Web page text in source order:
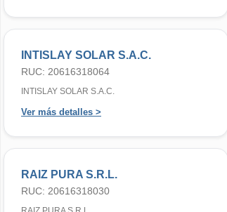
INTISLAY SOLAR S.A.C.
RUC: 20616318064
INTISLAY SOLAR S.A.C.
Ver más detalles >
RAIZ PURA S.R.L.
RUC: 20616318030